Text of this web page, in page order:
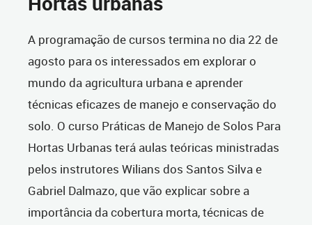
A programação de cursos termina no dia 22 de
agosto para os interessados em explorar o
mundo da agricultura urbana e aprender
técnicas eficazes de manejo e conservação do
solo. O curso Práticas de Manejo de Solos Para
Hortas Urbanas terá aulas teóricas ministradas
pelos instrutores Wilians dos Santos Silva e
Gabriel Dalmazo, que vão explicar sobre a
importância da cobertura morta, técnicas de